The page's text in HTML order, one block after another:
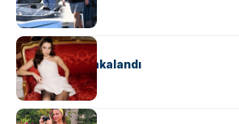
MAGAZIN
Yeni aşkıyla yakalandı
MAGAZIN